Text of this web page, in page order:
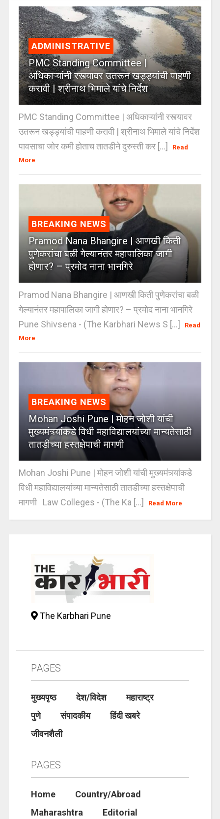
ADMINISTRATIVE
PMC Standing Committee |
अधिकाऱ्यांनी रस्त्यावर उतरून खड्ड्यांची पाहणी
करावी | श्रीनाथ भिमाले यांचे निर्देश
PMC Standing Committee | अधिकाऱ्यांनी रस्त्यावर
उतरून खड्ड्यांची पाहणी करावी | श्रीनाथ भिमाले यांचे निर्देश
पावसाचा जोर कमी होताच तातडीने दुरुस्ती कर [...]
Read
More
BREAKING NEWS
Pramod Nana Bhangire | आणखी किती
पुणेकरांचा बळी गेल्यानंतर महापालिका जागी
होणार? – प्रमोद नाना भानगिरे
Pramod Nana Bhangire | आणखी किती पुणेकरांचा बळी
गेल्यानंतर महापालिका जागी होणार? – प्रमोद नाना भानगिरे
Pune Shivsena - (The Karbhari News S [...]
Read
More
BREAKING NEWS
Mohan Joshi Pune | मोहन जोशी यांची
मुख्यमंत्र्यांकडे विधी महाविद्यालयांच्या मान्यतेसाठी
तातडीच्या हस्तक्षेपाची मागणी
Mohan Joshi Pune | मोहन जोशी यांची मुख्यमंत्र्यांकडे
विधी महाविद्यालयांच्या मान्यतेसाठी तातडीच्या हस्तक्षेपाची
मागणी Law Colleges - (The Ka [...]
Read More
The Karbhari Pune
PAGES
मुख्यपृष्ठ देश/विदेश
महाराष्ट्र
पुणे
संपादकीय
हिंदी खबरे
जीवनशैली
PAGES
Home
Country/Abroad
Maharashtra
Editorial